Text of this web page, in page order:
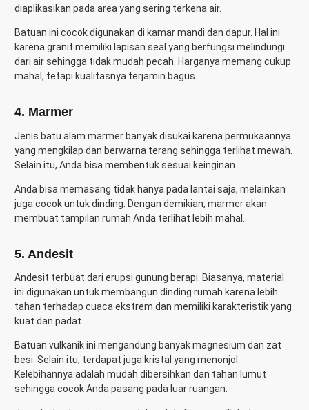
diaplikasikan pada area yang sering terkena air.
Batuan ini cocok digunakan di kamar mandi dan dapur. Hal ini
karena granit memiliki lapisan seal yang berfungsi melindungi
dari air sehingga tidak mudah pecah. Harganya memang cukup
mahal, tetapi kualitasnya terjamin bagus.
4. Marmer
Jenis batu alam marmer banyak disukai karena permukaannya
yang mengkilap dan berwarna terang sehingga terlihat mewah.
Selain itu, Anda bisa membentuk sesuai keinginan.
Anda bisa memasang tidak hanya pada lantai saja, melainkan
juga cocok untuk dinding. Dengan demikian, marmer akan
membuat tampilan rumah Anda terlihat lebih mahal.
5. Andesit
Andesit terbuat dari erupsi gunung berapi. Biasanya, material
ini digunakan untuk membangun dinding rumah karena lebih
tahan terhadap cuaca ekstrem dan memiliki karakteristik yang
kuat dan padat.
Batuan vulkanik ini mengandung banyak magnesium dan zat
besi. Selain itu, terdapat juga kristal yang menonjol.
Kelebihannya adalah mudah dibersihkan dan tahan lumut
sehingga cocok Anda pasang pada luar ruangan.